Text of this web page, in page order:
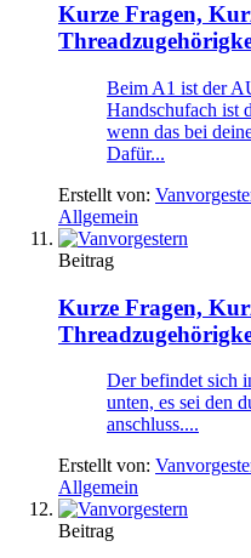
Kurze Fragen,
Beim A1 ist der
Handschufach ist
wenn das bei
Dafür...
Erstellt von:
Allgemein
Beitrag
Kurze Fragen,
Der befindet sich
unten, es sei den
anschluss....
Erstellt von:
Allgemein
Beitrag